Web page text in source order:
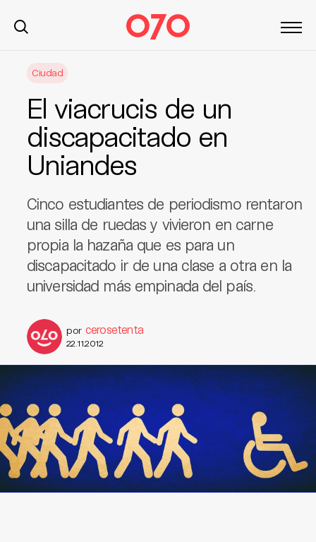
Ciudad
El viacrucis de un
discapacitado en
Uniandes
Cinco estudiantes de periodismo rentaron
una silla de ruedas y vivieron en carne
propia la hazaña que es para un
discapacitado ir de una clase a otra en la
universidad más empinada del país.
por cerosetenta
22.11.2012